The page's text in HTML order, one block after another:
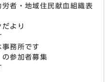
者・地域住民献血組織表
より
務所です
参加者募集